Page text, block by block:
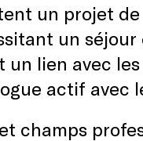
un projet
un
un lien avec
actif avec
champs